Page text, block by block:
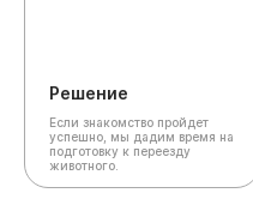
Решение
Если знакомство пройдет
успешно, мы дадим время на
подготовку к переезду
животного.